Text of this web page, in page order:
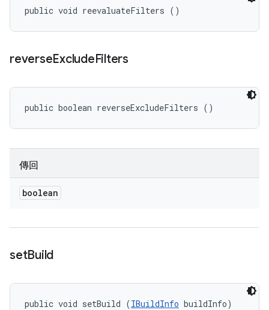
public void reevaluateFilters ()
reverseExcludeFilters
public boolean reverseExcludeFilters ()
傳回
boolean
setBuild
public void setBuild (IBuildInfo buildInfo)